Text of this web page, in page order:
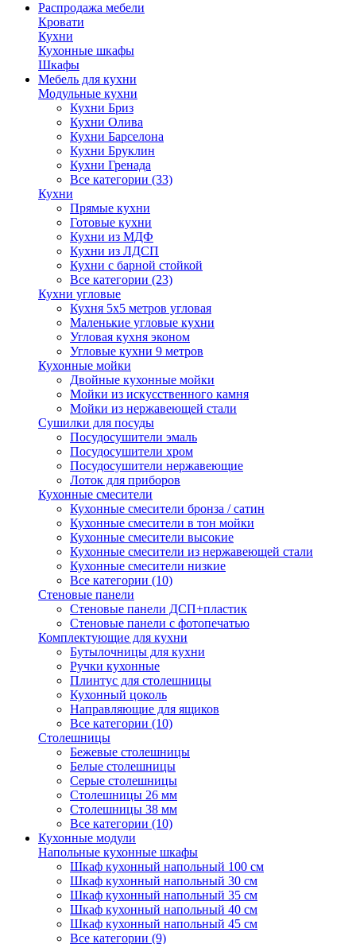
Распродажа мебели
Кровати
Кухни
Кухонные шкафы
Шкафы
Мебель для кухни
Модульные кухни
Кухни Бриз
Кухни Олива
Кухни Барселона
Кухни Бруклин
Кухни Гренада
Все категории (33)
Кухни
Прямые кухни
Готовые кухни
Кухни из МДФ
Кухни из ЛДСП
Кухни с барной стойкой
Все категории (23)
Кухни угловые
Кухня 5х5 метров угловая
Маленькие угловые кухни
Угловая кухня эконом
Угловые кухни 9 метров
Кухонные мойки
Двойные кухонные мойки
Мойки из искусственного камня
Мойки из нержавеющей стали
Сушилки для посуды
Посудосушители эмаль
Посудосушители хром
Посудосушители нержавеющие
Лоток для приборов
Кухонные смесители
Кухонные смесители бронза / сатин
Кухонные смесители в тон мойки
Кухонные смесители высокие
Кухонные смесители из нержавеющей стали
Кухонные смесители низкие
Все категории (10)
Стеновые панели
Стеновые панели ДСП+пластик
Стеновые панели с фотопечатью
Комплектующие для кухни
Бутылочницы для кухни
Ручки кухонные
Плинтус для столешницы
Кухонный цоколь
Направляющие для ящиков
Все категории (10)
Столешницы
Бежевые столешницы
Белые столешницы
Серые столешницы
Столешницы 26 мм
Столешницы 38 мм
Все категории (10)
Кухонные модули
Напольные кухонные шкафы
Шкаф кухонный напольный 100 см
Шкаф кухонный напольный 30 см
Шкаф кухонный напольный 35 см
Шкаф кухонный напольный 40 см
Шкаф кухонный напольный 45 см
Все категории (9)